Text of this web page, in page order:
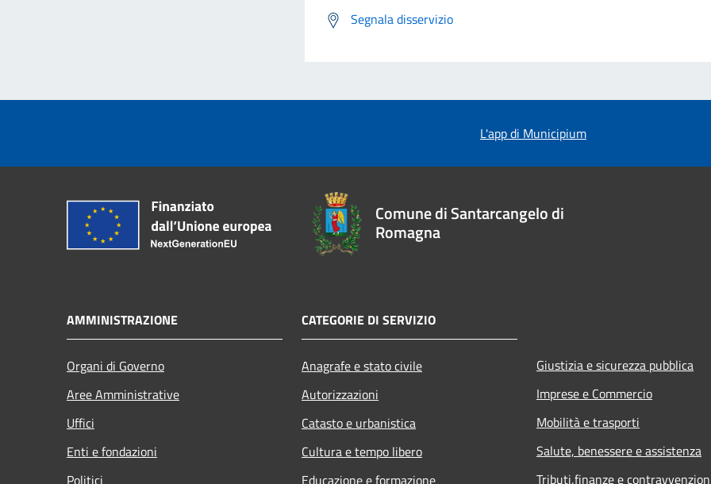
Segnala disservizio
L'app di Municipium
Comune di Santarcangelo di
Romagna
AMMINISTRAZIONE
Organi di Governo
Aree Amministrative
Uffici
Enti e fondazioni
Politici
CATEGORIE DI SERVIZIO
Anagrafe e stato civile
Autorizzazioni
Catasto e urbanistica
Cultura e tempo libero
Educazione e formazione
Giustizia e sicurezza pubblica
Imprese e Commercio
Mobilità e trasporti
Salute, benessere e assistenza
Tributi,finanze e